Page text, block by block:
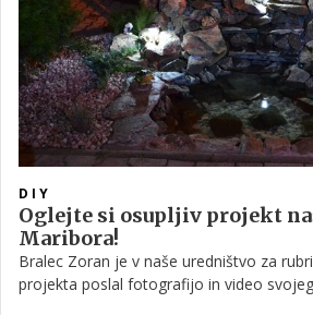
DIY
Oglejte si osupljiv projekt
Maribora!
Bralec Zoran je v naše uredništvo za
projekta poslal fotografijo in video